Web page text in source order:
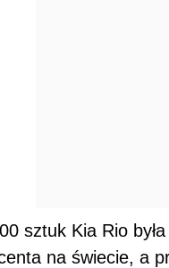
sztuk Kia Rio
na świecie, a